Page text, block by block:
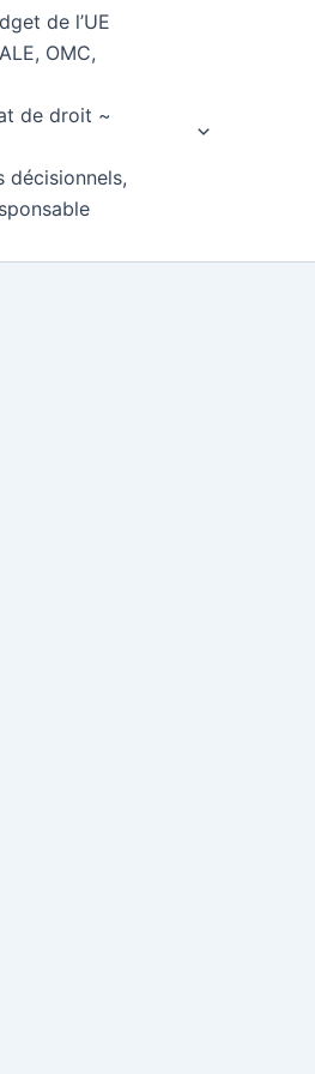
de l’UE
OMC,
de droit ~
décisionnels,